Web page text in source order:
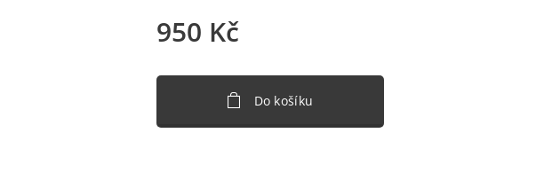
950 Kč
Do košíku